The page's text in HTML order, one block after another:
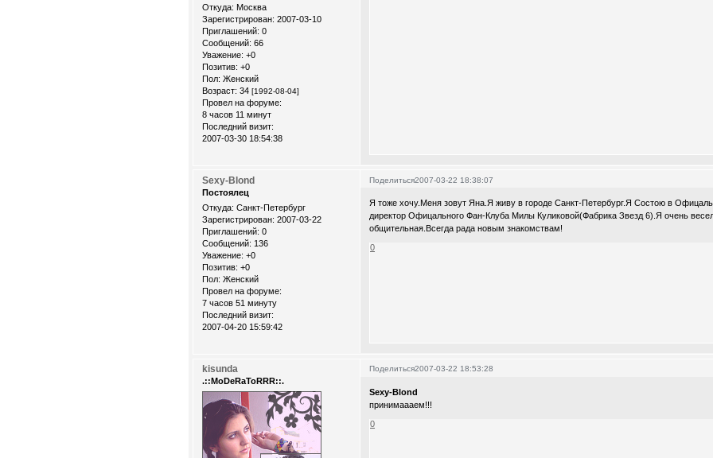
Откуда: Москва
Зарегистрирован: 2007-03-10
Приглашений: 0
Сообщений: 66
Уважение: +0
Позитив: +0
Пол: Женский
Возраст: 34 [1992-08-04]
Провел на форуме:
8 часов 11 минут
Последний визит:
2007-03-30 18:54:38
Поделиться2007-03-22 18:38:07
Sexy-Blond
Постоялец
Откуда: Санкт-Петербург
Зарегистрирован: 2007-03-22
Приглашений: 0
Сообщений: 136
Уважение: +0
Позитив: +0
Пол: Женский
Провел на форуме:
7 часов 51 минуту
Последний визит:
2007-04-20 15:59:42
Я тоже хочу.Меня зовут Яна.Я живу в городе Санкт-Петербург.Я Состою в
директор Офицального Фан-Клуба Милы Куликовой(Фабрика Звезд 6).Я очень
общительная.Всегда рада новым знакомствам!
0
Поделиться2007-03-22 18:53:28
kisunda
.::MoDeRaToRRR::.
Sexy-Blond
принимаааем!!!
0